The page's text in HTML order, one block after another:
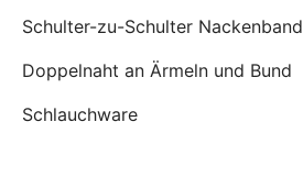
Schulter-zu-Schulter Nackenband
Doppelnaht an Ärmeln und Bund
Schlauchware